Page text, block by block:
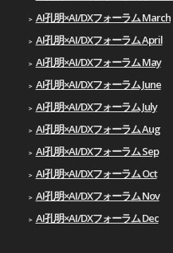
AI孔明×AI/DXフォーラム March
AI孔明×AI/DXフォーラム April
AI孔明×AI/DXフォーラム May
AI孔明×AI/DXフォーラム June
AI孔明×AI/DXフォーラム July
AI孔明×AI/DXフォーラム Aug
AI孔明×AI/DXフォーラム Sep
AI孔明×AI/DXフォーラム Oct
AI孔明×AI/DXフォーラム Nov
AI孔明×AI/DXフォーラム Dec